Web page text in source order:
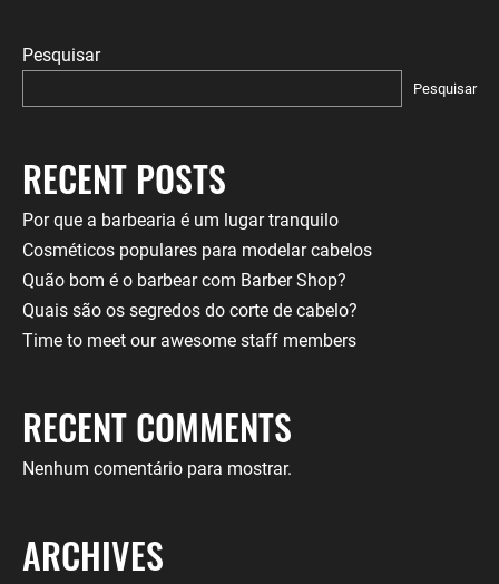
Pesquisar
Pesquisar
RECENT POSTS
Por que a barbearia é um lugar tranquilo
Cosméticos populares para modelar cabelos
Quão bom é o barbear com Barber Shop?
Quais são os segredos do corte de cabelo?
Time to meet our awesome staff members
RECENT COMMENTS
Nenhum comentário para mostrar.
ARCHIVES